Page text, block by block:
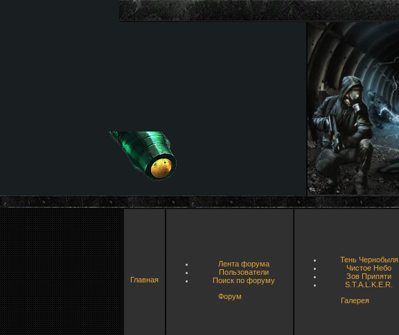
Главная
Лента форума
Пользователи
Поиск по форуму
Форум
Тень Чернобыля
Чистое Небо
Зов Припяти
S.T.A.L.K.E.R.
Галерея